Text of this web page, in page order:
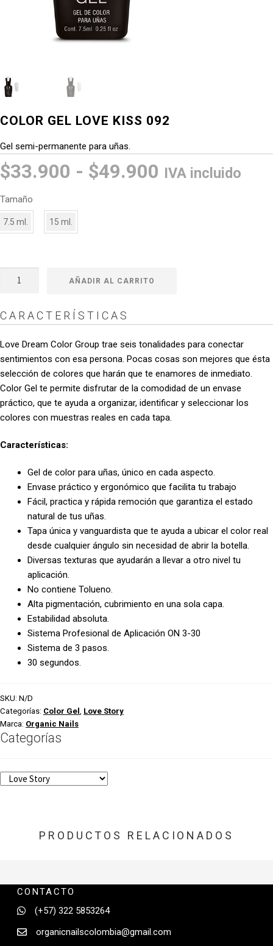
COLOR GEL LOVE KISS 092
Gel semi-permanente para uñas.
$33.900 - $49.900 Rango
IVA incluido
Tamaño
7.5 ml. 15 ml.
Color
Kiss
cantidad
AÑADIR AL CARRITO
CARACTERÍSTICAS
Love Dream Color Group trae seis tonalidades para conectar
sentimientos con esa persona. Pocas cosas son mejores que ésta
selección de colores que harán que te enamores de inmediato.
Color Gel te permite disfrutar de la comodidad de un envase
práctico, que te ayuda a organizar, identificar y seleccionar los
colores con muestras reales en cada tapa.
Características:
Gel de color para uñas, único en cada aspecto.
Envase práctico y ergonómico que facilita tu trabajo
Fácil, practica y rápida remoción que garantiza el estado
natural de tus uñas.
Tapa única y vanguardista que te ayuda a ubicar el color real
desde cualquier ángulo sin necesidad de abrir la botella.
Diversas texturas que ayudarán a llevar a otro nivel tu
aplicación.
No contiene Tolueno.
Alta pigmentación, cubrimiento en una sola capa.
Estabilidad absoluta.
Sistema Profesional de Aplicación ON 3-30
Sistema de 3 pasos.
30 segundos.
SKU: N/D
Categorías: Color Gel Love Story
Marca: Organic Nails
Categorías
PRODUCTOS RELACIONADOS
CONTACTO
(+57) 322 5853264
organicnailscolombia@gmail.com